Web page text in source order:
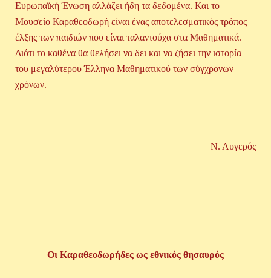
Ευρωπαϊκή Ένωση αλλάζει ήδη τα δεδομένα. Και το
Μουσείο Καραθεοδωρή είναι ένας αποτελεσματικός τρόπος
έλξης των παιδιών που είναι ταλαντούχα στα Μαθηματικά.
Διότι το καθένα θα θελήσει να δει και να ζήσει την ιστορία
του μεγαλύτερου Έλληνα Μαθηματικού των σύγχρονων
χρόνων.
Ν. Λυγερός
Οι Καραθεοδωρήδες ως εθνικός θησαυρός